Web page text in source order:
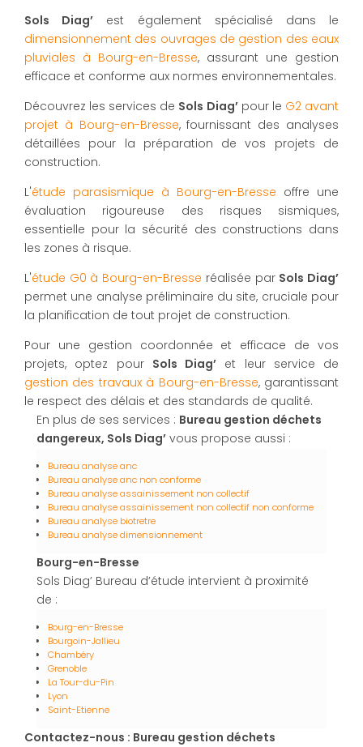
Sols Diag’ est également spécialisé dans le
dimensionnement des ouvrages de gestion des eaux
pluviales à Bourg-en-Bresse, assurant une gestion
efficace et conforme aux normes environnementales.
Découvrez les services de Sols Diag’pour le G2 avant
projet à Bourg-en-Bresse, fournissant des analyses
détaillées pour la préparation de vos projets de
construction.
L'étude parasismique à Bourg-en-Bresse offre une
évaluation rigoureuse des risques sismiques,
essentielle pour la sécurité des constructions dans
les zones à risque.
L'étude G0 à Bourg-en-Bresse réalisée par Sols Diag’
permet une analyse préliminaire du site, cruciale pour
la planification de tout projet de construction.
Pour une gestion coordonnée et efficace de vos
projets, optez pour Sols Diag’ et leur service de
gestion des travaux à Bourg-en-Bresse, garantissant
le respect des délais et des standards de qualité.
En plus de ses services : Bureau gestion déchets
dangereux, Sols Diag’ vous propose aussi :
Bureau analyse anc
Bureau analyse anc non conforme
Bureau analyse assainissement non collectif
Bureau analyse assainissement non collectif non conforme
Bureau analyse biotretre
Bureau analyse dimensionnement
Bourg-en-Bresse
Sols Diag’ Bureau d’étude intervient à proximité
de :
Bourg-en-Bresse
Bourgoin-Jallieu
Chambéry
Grenoble
La Tour-du-Pin
Lyon
Saint-Etienne
Contactez-nous : Bureau gestion déchets